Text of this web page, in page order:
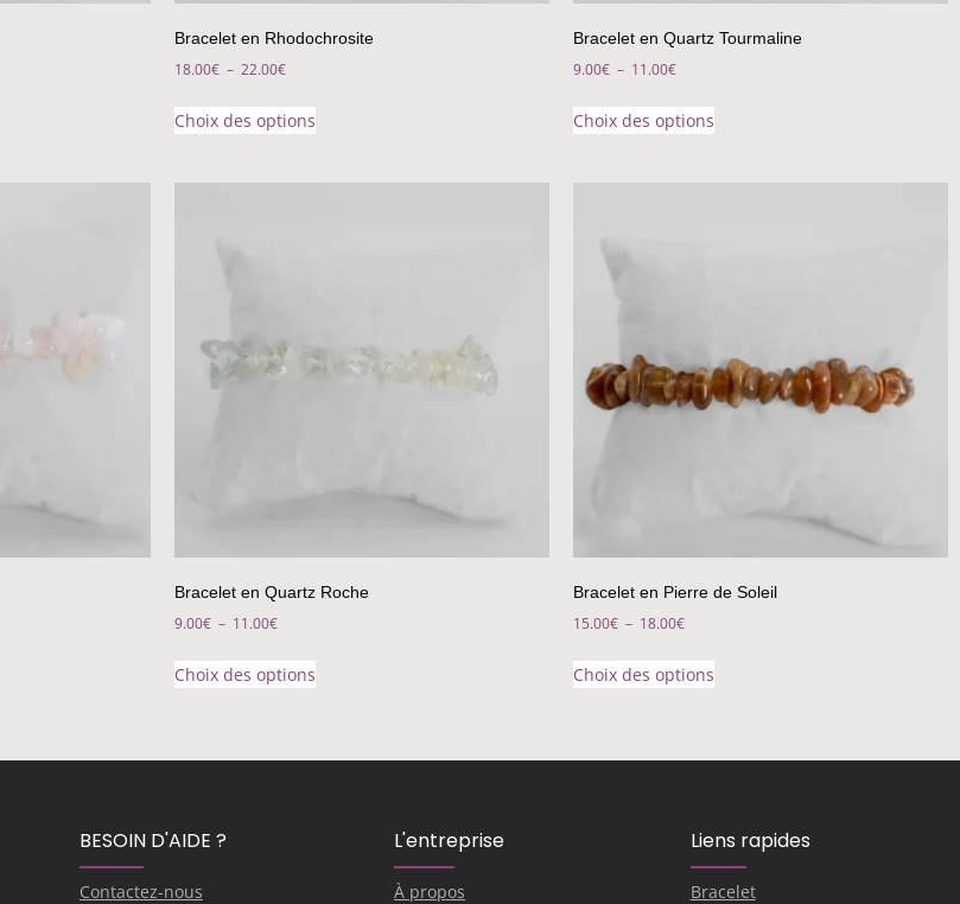
Bracelet en Rhodochrosite
18.00€ – 22.00€
Choix des options
Bracelet en Quartz Tourmaline
9.00€ – 11.00€
Choix des options
Bracelet en Quartz Roche
9.00€ – 11.00€
Choix des options
Bracelet en Pierre de Soleil
15.00€ – 18.00€
Choix des options
BESOIN D'AIDE ?
Contactez-nous
L'entreprise
À propos
Liens rapides
Bracelet